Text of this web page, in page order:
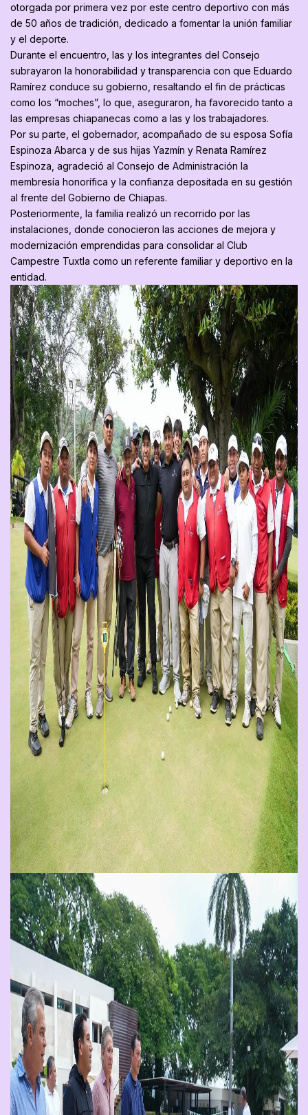
otorgada por primera vez por este centro deportivo con más
de 50 años de tradición, dedicado a fomentar la unión familiar
y el deporte.
Durante el encuentro, las y los integrantes del Consejo
subrayaron la honorabilidad y transparencia con que Eduardo
Ramírez conduce su gobierno, resaltando el fin de prácticas
como los “moches”, lo que, aseguraron, ha favorecido tanto a
las empresas chiapanecas como a las y los trabajadores.
Por su parte, el gobernador, acompañado de su esposa Sofía
Espinoza Abarca y de sus hijas Yazmín y Renata Ramírez
Espinoza, agradeció al Consejo de Administración la
membresía honorífica y la confianza depositada en su gestión
al frente del Gobierno de Chiapas.
Posteriormente, la familia realizó un recorrido por las
instalaciones, donde conocieron las acciones de mejora y
modernización emprendidas para consolidar al Club
Campestre Tuxtla como un referente familiar y deportivo en la
entidad.